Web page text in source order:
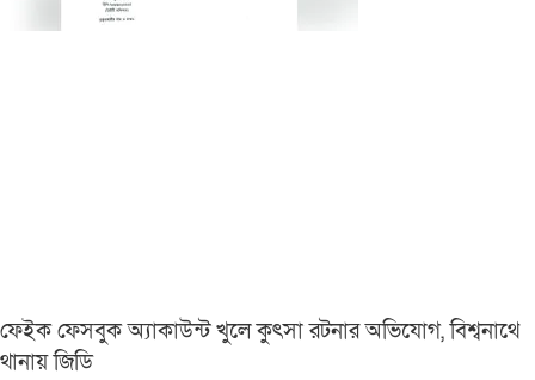
ফেইক ফেসবুক অ্যাকাউন্ট খুলে কুৎসা রটনার অভিযোগ, বিশ্বনাথে
থানায় জিডি